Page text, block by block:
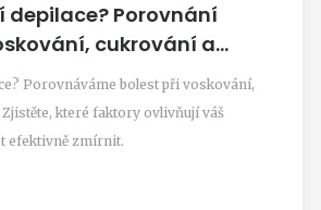
depilace? Porovnání
cukrování a
Porovnáváme bolest při voskování,
které faktory ovlivňují váš
efektivně zmírnit.